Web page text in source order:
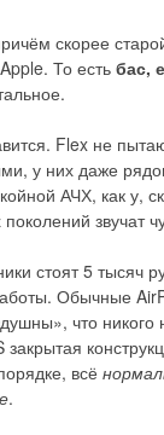
скорее
То естьбас,
Flex не
у них даже
АЧХ, как у,
звучат
стоят 5 тысяч
Обычные
что никого
всё
.